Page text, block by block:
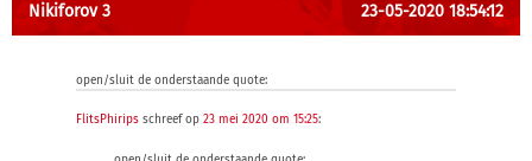
Nikiforov 3 23-05-2020 18:54:12
open/sluit de onderstaande quote:
FlitsPhirips schreef op 23 mei 2020 om 15:25: